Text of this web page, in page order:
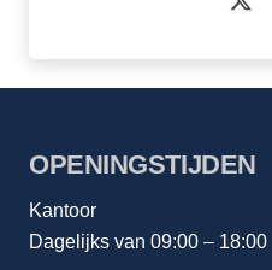
OPENINGSTIJDEN
Kantoor
Dagelijks van 09:00 – 18:00